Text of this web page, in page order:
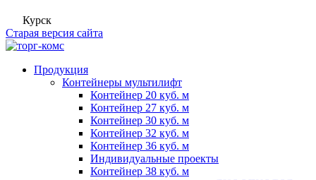
Курск
Старая версия сайта
Продукция
Контейнеры мультилифт
Контейнер 20 куб. м
Контейнер 27 куб. м
Контейнер 30 куб. м
Контейнер 32 куб. м
Контейнер 36 куб. м
Индивидуальные проекты
Контейнер 38 куб. м